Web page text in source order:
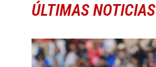
ÚLTIMAS NOTICIAS